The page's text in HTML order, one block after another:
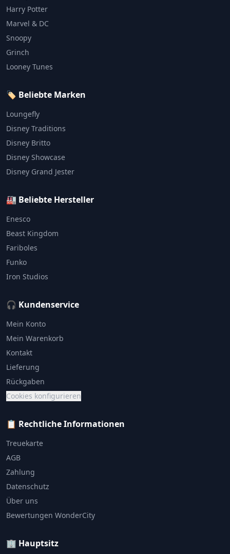
Harry Potter
Marvel & DC
Snoopy
Grinch
Looney Tunes
🏷️ Beliebte Marken
Loungefly
Disney Traditions
Disney Britto
Disney Showcase
Disney Grand Jester
🏭 Beliebte Hersteller
Enesco
Beast Kingdom
Fariboles
Funko
Iron Studios
🎧 Kundenservice
Mein Konto
Mein Warenkorb
Kontakt
Lieferung
Rückgaben
Cookies konfigurieren
📋 Rechtliche Informationen
Treuekarte
AGB
Zahlung
Datenschutz
Über uns
Bewertungen WonderCity
🏢 Hauptsitz